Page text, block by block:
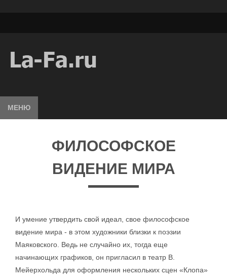
МЕНЮ
ФИЛОСОФСКОЕ
ВИДЕНИЕ МИРА
И умение утвердить свой идеал, свое философское
видение мира - в этом художники близки к поэзии
Маяковского. Ведь не случайно их, тогда еще
начинающих графиков, он пригласил в театр В.
Мейерхольда для оформления нескольких сцен «Клопа»